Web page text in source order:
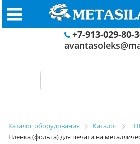
+7-913-029-80-
Каталог оборудования Каталог
Пленка (фольга) для печати на